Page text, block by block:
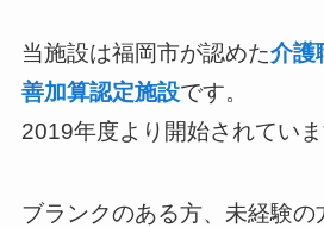
当施設は福岡市が認めた介護
善加算認定施設です。
2019年度より開始されていま
ブランクのある方、未経験の